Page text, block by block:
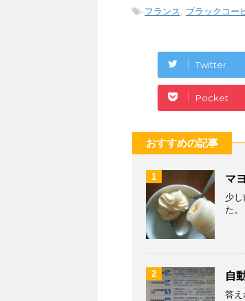
-フランス, ブラックコー
Twitter
Pocket
おすすめの記事
1 マ
少
た
2 自
答え